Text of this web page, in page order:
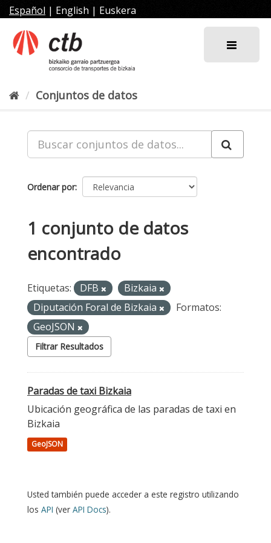
al
contenido
Español | English | Euskera
Conjuntos de datos
Ordenar por
1 conjunto de datos
encontrado
Etiquetas: DFB
Bizkaia
Diputación Foral de Bizkaia
Formatos:
GeoJSON
Filtrar Resultados
Paradas de taxi Bizkaia
Ubicación geográfica de las paradas de taxi en
Bizkaia
GeoJSON
Usted también puede acceder a este registro utilizando
los API (ver API Docs).